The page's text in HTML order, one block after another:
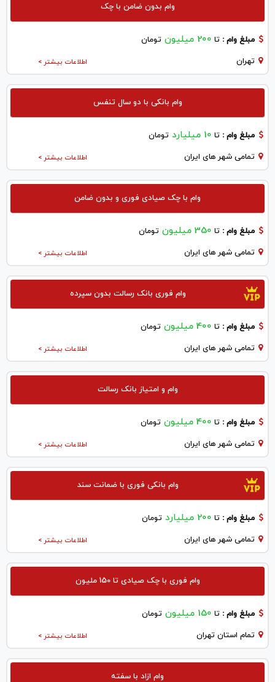
وام بدون ضامن با چک
مبلغ وام : تا 200 میلیون تومان
اطلاعات بیشتر > تهران
وام بانکی با دو سال تنفس
مبلغ وام : تا 10 میلیارد تومان
اطلاعات بیشتر > تمامی شهر های ایران
وام با چک صیادی فوری و بدون ضامن
مبلغ وام : تا 350 میلیون تومان
اطلاعات بیشتر > تمامی شهر های ایران
وام فوری بانک رسالت بدون سپرده
مبلغ وام : تا 400 میلیون تومان
اطلاعات بیشتر > تمامی شهر های ایران
وام و امتیاز بانک رسالت
مبلغ وام : تا 400 میلیون تومان
اطلاعات بیشتر > تمامی شهر های ایران
وام بانکی فوری با ضمانت سند
مبلغ وام : تا 200 میلیارد تومان
اطلاعات بیشتر > تمامی شهر های ایران
وام فوری با چک صیادی تا 150 ملیون
مبلغ وام : تا 150 میلیون تومان
اطلاعات بیشتر > تمام استان تهران
وام ازاد با سفته